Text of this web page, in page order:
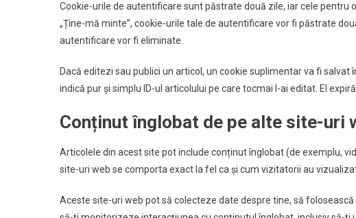
Cookie-urile de autentificare sunt păstrate două zile, iar cele pentru
„Ține-mă minte”, cookie-urile tale de autentificare vor fi păstrate
autentificare vor fi eliminate.
Dacă editezi sau publici un articol, un cookie suplimentar va fi
indică pur și simplu ID-ul articolului pe care tocmai l-ai editat. El expiră
Conținut înglobat de pe alte site-uri
Articolele din acest site pot include conținut înglobat (de exemplu,
site-uri web se comporta exact la fel ca și cum vizitatorii au
Aceste site-uri web pot să colecteze date despre tine, să